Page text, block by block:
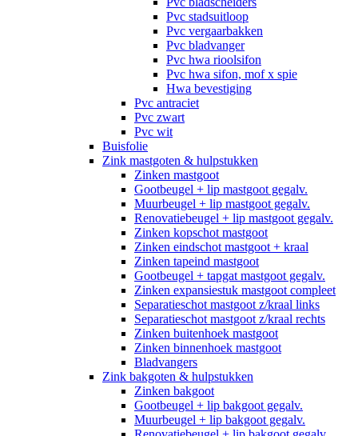
Pvc stadsuitloop
Pvc vergaarbakken
Pvc bladvanger
Pvc hwa rioolsifon
Pvc hwa sifon, mof x spie
Hwa bevestiging
Pvc antraciet
Pvc zwart
Pvc wit
Buisfolie
Zink mastgoten & hulpstukken
Zinken mastgoot
Gootbeugel + lip mastgoot gegalv.
Muurbeugel + lip mastgoot gegalv.
Renovatiebeugel + lip mastgoot gegalv.
Zinken kopschot mastgoot
Zinken eindschot mastgoot + kraal
Zinken tapeind mastgoot
Gootbeugel + tapgat mastgoot gegalv.
Zinken expansiestuk mastgoot compleet
Separatieschot mastgoot z/kraal links
Separatieschot mastgoot z/kraal rechts
Zinken buitenhoek mastgoot
Zinken binnenhoek mastgoot
Bladvangers
Zink bakgoten & hulpstukken
Zinken bakgoot
Gootbeugel + lip bakgoot gegalv.
Muurbeugel + lip bakgoot gegalv.